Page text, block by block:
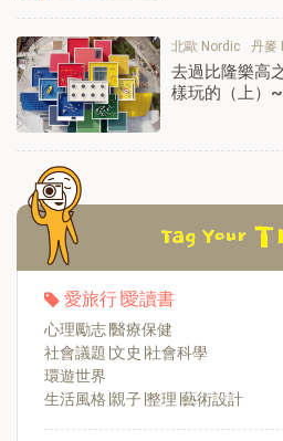
北歐 Nordic 丹麥
去過比隆樂高
樣玩的（上）
愛旅行∣愛讀書
心理勵志∣醫療保健
社會議題∣文史∣社會科學
環遊世界
生活風格∣親子∣整理∣藝術設計